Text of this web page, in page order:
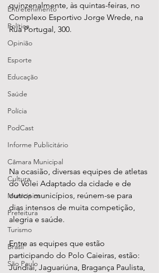
Entretenimento
Política
Opinião
Esporte
Educação
Saúde
Polícia
PodCast
Informe Publicitário
Câmara Municipal
Cultura
Municípios
Prefeitura
Turismo
Brasil
São Paulo
quinzenalmente, às quintas-feiras, no
Complexo Esportivo Jorge Wrede, na
Rua Portugal, 300.
Na ocasião, diversas equipes de atletas
do Vôlei Adaptado da cidade e de
outros municípios, reúnem-se para
dias intensos de muita competição,
alegria e saúde.
Entre as equipes que estão
participando do Polo Caieiras, estão:
Jundiaí, Jaguariúna, Bragança Paulista,